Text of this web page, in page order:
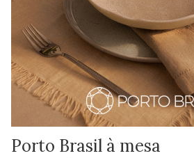
Porto Brasil à mesa